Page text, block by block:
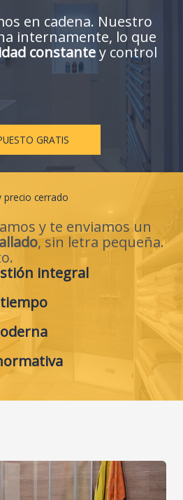
en cadena. Nuestro
internamente, lo que
constantey control
GRATIS
precio cerrado
y te enviamos un
, sin letra pequeña.
integral